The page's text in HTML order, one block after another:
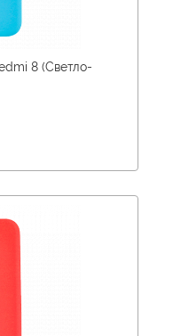
8 (Светло-